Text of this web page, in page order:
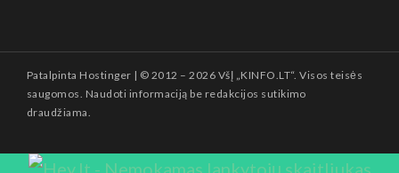
Patalpinta Hostinger | © 2012 –2026 VšĮ „KINFO.LT“. Visos teisės
saugomos. Naudoti informaciją be redakcijos sutikimo
draudžiama.